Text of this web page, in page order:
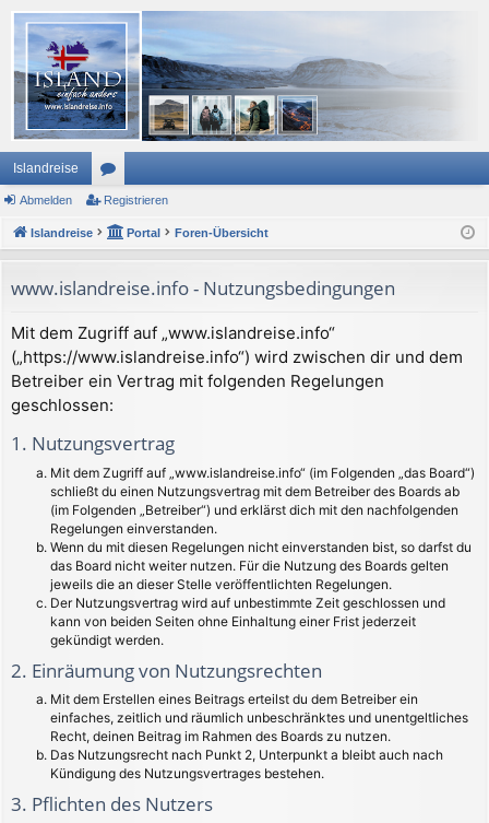
Islandreise
or
en
Abmelden Registrieren
Islandreise Portal Foren-Übersicht
www.islandreise.info - Nutzungsbedingungen
Mit dem Zugriff auf „www.islandreise.info“
(„https://www.islandreise.info“) wird zwischen dir und dem
Betreiber ein Vertrag mit folgenden Regelungen
geschlossen:
1. Nutzungsvertrag
Mit dem Zugriff auf „www.islandreise.info“ (im Folgenden „das Board“)
schließt du einen Nutzungsvertrag mit dem Betreiber des Boards ab
(im Folgenden „Betreiber“) und erklärst dich mit den nachfolgenden
Regelungen einverstanden.
Wenn du mit diesen Regelungen nicht einverstanden bist, so darfst du
das Board nicht weiter nutzen. Für die Nutzung des Boards gelten
jeweils die an dieser Stelle veröffentlichten Regelungen.
Der Nutzungsvertrag wird auf unbestimmte Zeit geschlossen und
kann von beiden Seiten ohne Einhaltung einer Frist jederzeit
gekündigt werden.
2. Einräumung von Nutzungsrechten
Mit dem Erstellen eines Beitrags erteilst du dem Betreiber ein
einfaches, zeitlich und räumlich unbeschränktes und unentgeltliches
Recht, deinen Beitrag im Rahmen des Boards zu nutzen.
Das Nutzungsrecht nach Punkt 2, Unterpunkt a bleibt auch nach
Kündigung des Nutzungsvertrages bestehen.
3. Pflichten des Nutzers